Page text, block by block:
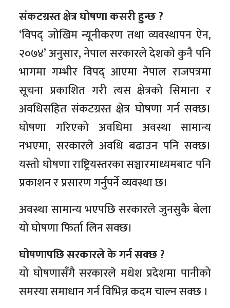
संकटग्रस्त क्षेत्र घोषणा कसरी हुन्छ ?
‘विपद् जोखिम न्यूनीकरण तथा व्यवस्थापन ऐन,
२०७४’ अनुसार, नेपाल सरकारले देशको कुनै पनि
भागमा गम्भीर विपद् आएमा नेपाल राजपत्रमा
सूचना प्रकाशित गरी त्यस क्षेत्रको सिमाना र
अवधिसहित संकटग्रस्त क्षेत्र घोषणा गर्न सक्छ।
घोषणा गरिएको अवधिमा अवस्था सामान्य
नभएमा, सरकारले अवधि बढाउन पनि सक्छ।
यस्तो घोषणा राष्ट्रियस्तरका सञ्चारमाध्यमबाट पनि
प्रकाशन र प्रसारण गर्नुपर्ने व्यवस्था छ।
अवस्था सामान्य भएपछि सरकारले जुनसुकै बेला
यो घोषणा फिर्ता लिन सक्छ।
घोषणापछि सरकारले के गर्न सक्छ ?
यो घोषणासँगै सरकारले मधेश प्रदेशमा पानीको
समस्या समाधान गर्न विभिन्न कदम चाल्न सक्छ ।